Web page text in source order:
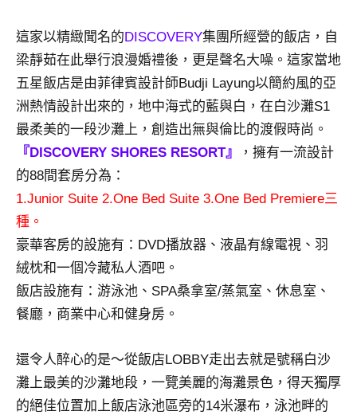
節
目
班
底、
景
節
目
主
持、
吳
哥
窟
泰
國
書
作
者、
這家以精緻聞名的DISCOVERY集團所經營的飯店，自
梁靜茹在此舉行浪漫婚禮後，更是聲名大噪。這家當地
五星飯店是由菲律賓設計師Budji Layung以簡約風的亞
洲熱情設計出來的，地中海式的藍與白，在白沙灘S1
最柔美的一段沙灘上，創造出無與倫比的渡假時尚。
『DISCOVERY SHORES RESORT』
，擁有一流設計
的88間套房分為：
1.Junior Suite 2.One Bed Suite 3.One Bed Premiere三
種。
豪華客房的設施有：DVD播放器、液晶有線電視、羽
絨枕和一個冷藏私人酒吧。
飯店設施有：游泳池、SPA桑拿室/蒸氣室、休息室、
餐廳，商業中心和健身房。
還令人醉心的是～從飯店LOBBY走出去就是號稱白沙
灘上最美的沙灘地段，一覽美麗的海灘景色，得天獨厚
的絕佳位置加上飯店泳池區旁的14米瀑布，泳池畔的